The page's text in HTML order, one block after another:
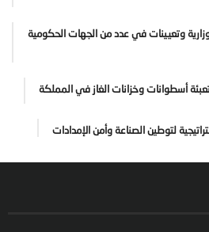
وتعيينات في عدد من الجهات الحكومية
أسطوانات وخزانات الغاز في المملكة
لتوطين الصناعة وأمن الإمدادات